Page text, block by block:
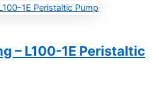
– L100-1E Peristaltic